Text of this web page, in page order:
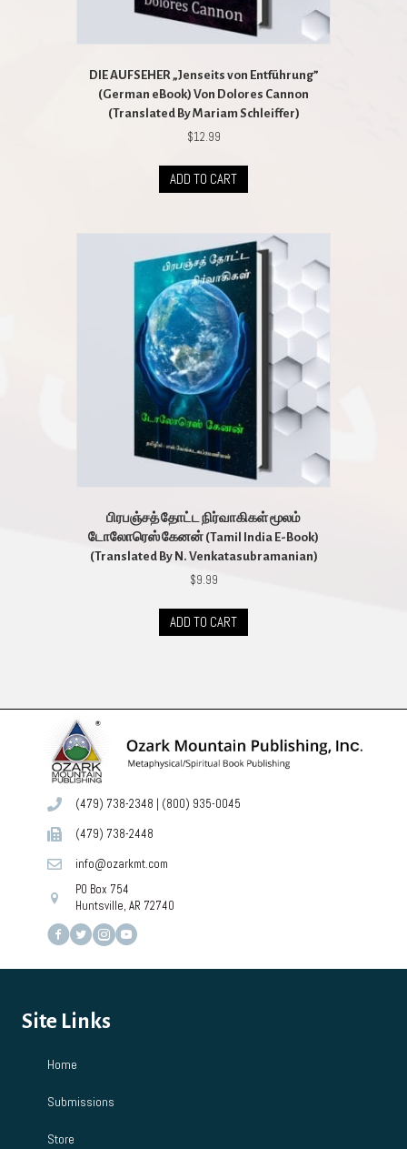
DIE AUFSEHER „Jenseits von Entführung”
(German eBook) Von Dolores Cannon
(Translated By Mariam Schleiffer)
$12.99
ADD TO CART
பிரபஞ்சத் தோட்ட நிர்வாகிகள் மூலம்
டோலோரெஸ் கேனன் (Tamil India E-Book)
(Translated By N. Venkatasubramanian)
$9.99
ADD TO CART
(479) 738-2348 | (800) 935-0045
(479) 738-2448
info@ozarkmt.com
PO Box 754
Huntsville, AR 72740
Site Links
Home
Submissions
Store